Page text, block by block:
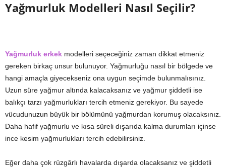
Yağmurluk Modelleri Nasıl Seçilir?
Yağmurluk erkek modelleri seçeceğiniz zaman dikkat etmeniz
gereken birkaç unsur bulunuyor. Yağmurluğu nasıl bir bölgede ve
hangi amaçla giyecekseniz ona uygun seçimde bulunmalısınız.
Uzun süre yağmur altında kalacaksanız ve yağmur şiddetli ise
balıkçı tarzı yağmurlukları tercih etmeniz gerekiyor. Bu sayede
vücudunuzun büyük bir bölümünü yağmurdan korumuş olacaksınız.
Daha hafif yağmurlu ve kısa süreli dışarıda kalma durumları içinse
ince kesim yağmurlukları tercih edebilirsiniz.
Eğer daha çok rüzgârlı havalarda dışarda olacaksanız ve şiddetli